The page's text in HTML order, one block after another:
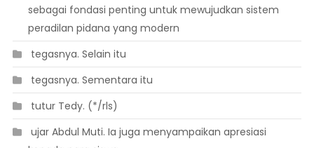
sebagai fondasi penting untuk mewujudkan sistem
peradilan pidana yang modern
 tegasnya. Selain itu
 tegasnya. Sementara itu
 tutur Tedy. (*/rls)
 ujar Abdul Muti. Ia juga menyampaikan apresiasi